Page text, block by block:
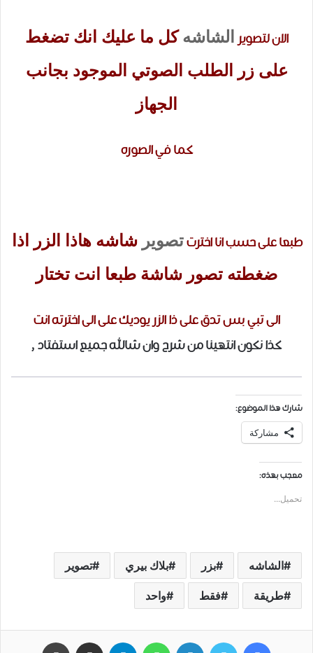
الان لتصوير الشاشهكل ما عليك انك تضغط
على زر الطلب الصوتي الموجود بجانب
الجهاز
كما في الصوره
طبعا على حسب انا اخترتتصويرشاشه هاذا الزر اذا
ضغطته تصور شاشة طبعا انت تختار
الى تبي بس تدق على ذا الزر يوديك على الى اخترته انت
كذا نكون انتهينا من شرح وان شالله جميع استفتاد ,
شارك هذا الموضوع:
مشاركة
معجب بهذه:
تحميل...
الشاشه بزر بلاك بيري تصوير
طريقة فقط واحد
فيسبوك تويتر لينكدإن واتساب تيلقرام مشاركة عبر البريد